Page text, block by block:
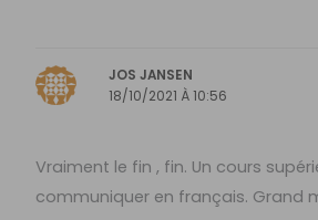
JOS JANSEN
18/10/2021 À 10:56
Vraiment le fin , fin. Un cours
communiquer en français. Grand